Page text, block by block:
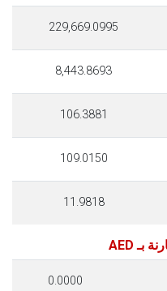
229,669.0995
8,443.8693
106.3881
109.0150
11.9818
0.0000